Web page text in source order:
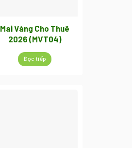
Mai Vàng Cho Thuê
2026 (MVT04)
Đọc tiếp